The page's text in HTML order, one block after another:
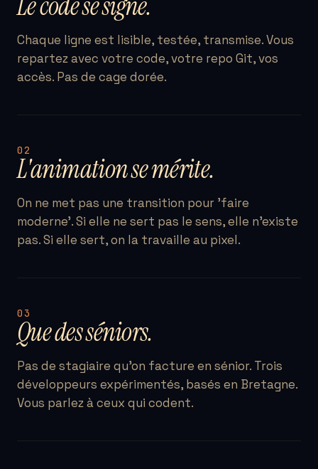
Chaque ligne est lisible, testée, transmise. Vous
repartez avec votre code, votre repo Git, vos
accès. Pas de cage dorée.
02
L'animation se mérite.
On ne met pas une transition pour 'faire
moderne'. Si elle ne sert pas le sens, elle n'existe
pas. Si elle sert, on la travaille au pixel.
03
Que des séniors.
Pas de stagiaire qu'on facture en sénior. Trois
développeurs expérimentés, basés en Bretagne.
Vous parlez à ceux qui codent.